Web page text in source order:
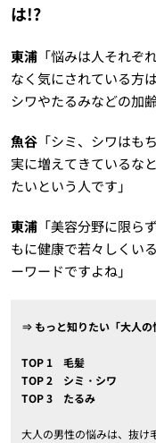
は!?
東浦「悩みは人それぞ
なく気にされている方
シワやたるみなどの加
魚谷「シミ、シワはも
実に増えてきているな
たいという人です」
東浦「美容分野に限ら
もに健康で若々しくい
ーワードですよね」
⇒ もっと知りたい「大人の
TOP 1 毛髪
TOP 2 シミ・シワ
TOP 3 たるみ
大人の男性の悩みは、抜け